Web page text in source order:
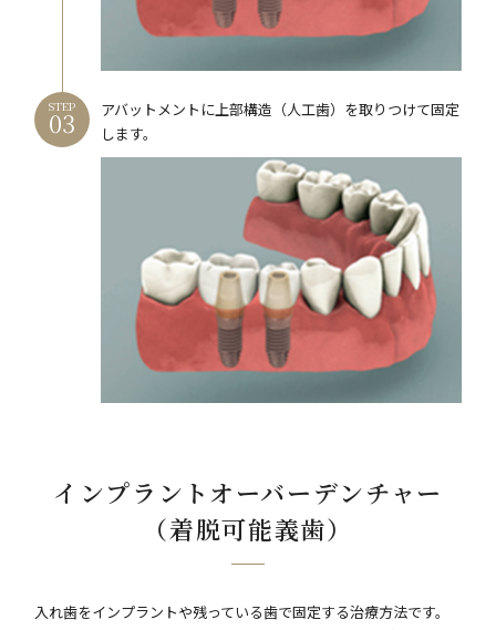
STEP
アバットメントに上部構造（人工歯）を取りつけて固定
します。
インプラントオーバーデンチャー
（着脱可能義歯）
入れ歯をインプラントや残っている歯で固定する治療方法です。